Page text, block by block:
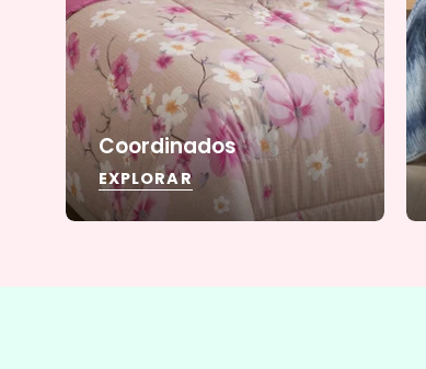
Coordinados
EXPLORAR